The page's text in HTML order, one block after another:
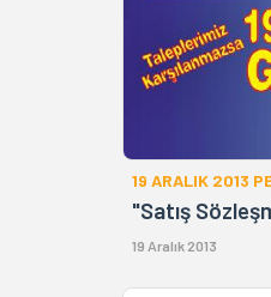
19 ARALIK 2013
"Satış
19 Aralık 2013